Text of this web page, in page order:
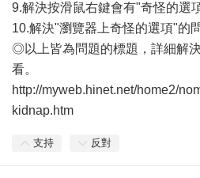
9.解決按滑鼠右鍵會有"奇怪的選
10.解決"瀏覽器上奇怪的選項"的
◎以上皆為問題的標題，詳細解
看。
http://myweb.hinet.net/home2/
kidnap.htm
支持 反對